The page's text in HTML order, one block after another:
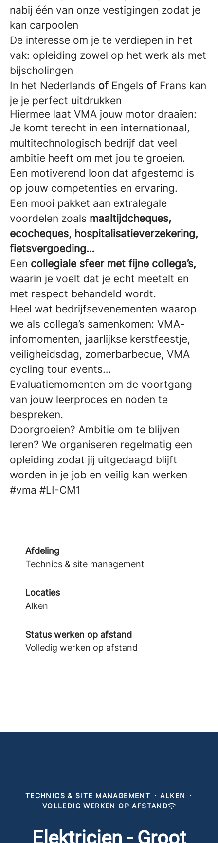
nabij één van onze vestigingen zodat je
kan carpoolen
De interesse om je te verdiepen in het
vak: opleiding zowel op het werk als met
bijscholingen
In het Nederlands of Engels of Frans kan
je je perfect uitdrukken
Hiermee laat VMA jouw motor draaien:
Je komt terecht in een internationaal,
multitechnologisch bedrijf dat veel
ambitie heeft om met jou te groeien.
Een motiverend loon dat afgestemd is
op jouw competenties en ervaring.
Een mooi pakket aan extralegale
voordelen zoals maaltijdcheques,
ecocheques, hospitalisatieverzekering,
fietsvergoeding…
Een collegiale sfeer met fijne collega’s,
waarin je voelt dat je echt meetelt en
met respect behandeld wordt.
Heel wat bedrijfsevenementen waarop
we als collega’s samenkomen: VMA-
infomomenten, jaarlijkse kerstfeestje,
veiligheidsdag, zomerbarbecue, VMA
cycling tour events…
Evaluatiemomenten om de voortgang
van jouw leerproces en noden te
bespreken.
Doorgroeien? Ambitie om te blijven
leren? We organiseren regelmatig een
opleiding zodat jij uitgedaagd blijft
worden in je job en veilig kan werken
#vma #LI-CM1
Afdeling
Technics & site management
Locaties
Alken
Status werken op afstand
Volledig werken op afstand
TECHNICS & SITE MANAGEMENT · ALKEN
·
VOLLEDIG WERKEN OP AFSTAND
Elektricien - Groot